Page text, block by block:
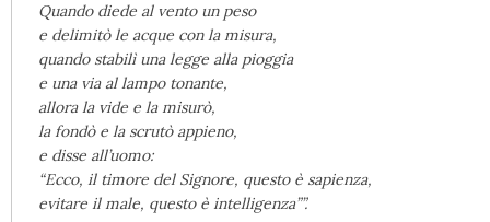
Quando diede al vento un peso
e delimitò le acque con la misura,
quando stabilì una legge alla pioggia
e una via al lampo tonante,
allora la vide e la misurò,
la fondò e la scrutò appieno,
e disse all’uomo:
“Ecco, il timore del Signore, questo è sapienza,
evitare il male, questo è intelligenza””.